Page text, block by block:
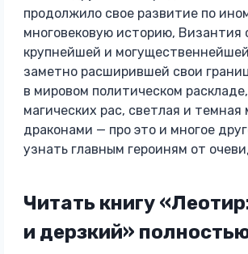
продолжило свое развитие по
многовековую историю, Византия
крупнейшей и
заметно расширившей свои
в мировом политическом
магических рас, светлая и темная
драконами — про это и многое
узнать главным героиням от
Читать книгу
и дерзкий»